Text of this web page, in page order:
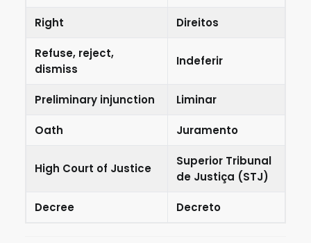
Right Direitos
Refuse, reject,
dismiss
Indeferir
Preliminary injunction Liminar
Oath Juramento
High Court of Justice
Superior Tribunal
de Justiça (STJ)
Decree Decreto